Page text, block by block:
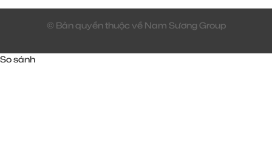
© Bản quyền thuộc về Nam Sương Group
So sánh